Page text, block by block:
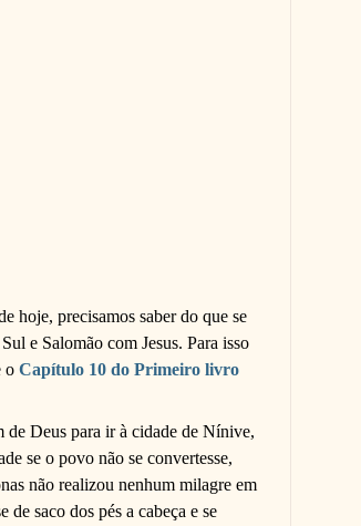
hoje, precisamos saber do que se
e Salomão com Jesus. Para isso
o Capítulo 10 do Primeiro livro
de Deus para ir à cidade de Nínive,
se o povo não se convertesse,
não realizou nenhum milagre em
saco dos pés a cabeça e se